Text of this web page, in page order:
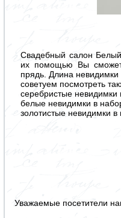
Свадебный салон
их помощью Вы
прядь. Длина
советуем посмотреть
серебристые
белые невидимки в
золотистые невидимки
Уважаемые посетители